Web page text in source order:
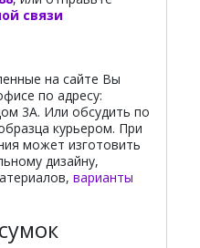
связи
на сайте Вы
по адресу:
3А. Или обсудить по
курьером. При
может изготовить
дизайну,
варианты